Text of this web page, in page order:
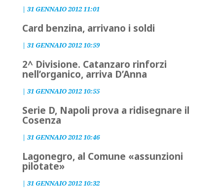
| 31 GENNAIO 2012 11:01
Card benzina, arrivano i soldi
| 31 GENNAIO 2012 10:59
2^ Divisione. Catanzaro rinforzi
nell’organico, arriva D’Anna
| 31 GENNAIO 2012 10:55
Serie D, Napoli prova a ridisegnare il
Cosenza
| 31 GENNAIO 2012 10:46
Lagonegro, al Comune «assunzioni
pilotate»
| 31 GENNAIO 2012 10:32